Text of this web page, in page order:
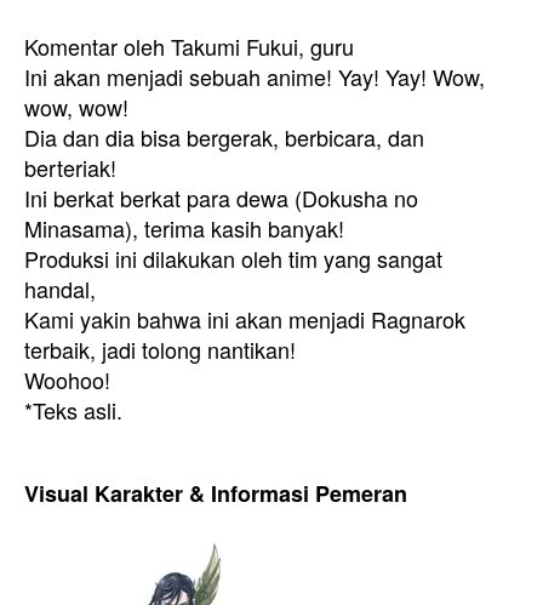
Komentar oleh Takumi Fukui, guru
Ini akan menjadi sebuah anime! Yay! Yay! Wow,
wow, wow!
Dia dan dia bisa bergerak, berbicara, dan
berteriak!
Ini berkat berkat para dewa (Dokusha no
Minasama), terima kasih banyak!
Produksi ini dilakukan oleh tim yang sangat
handal,
Kami yakin bahwa ini akan menjadi Ragnarok
terbaik, jadi tolong nantikan!
Woohoo!
*Teks asli.
Visual Karakter & Informasi Pemeran